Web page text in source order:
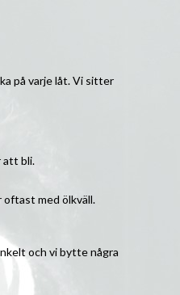
på varje låt. Vi sitter
att bli.
oftast med ölkväll.
och vi bytte några